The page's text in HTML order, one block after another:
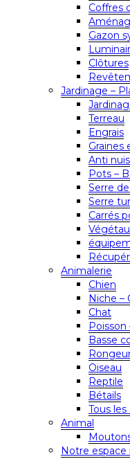
Coffres
Gazon
Clôtures
Jardinage –
Terreau
Engrais
Graines
Anti
Pots –
Serre
Serre
Carrés
Animalerie
Chien
Niche –
Chat
Poisson
Basse
Oiseau
Reptile
Bétails
Tous
Animal
Notre espace